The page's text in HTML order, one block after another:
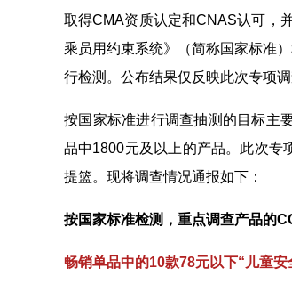
取得CMA资质认定和CNAS认可，
乘员用约束系统》（简称国家标准
行检测。公布结果仅反映此次专项
按国家标准进行调查抽测的目标主
品中1800元及以上的产品。此次专
提篮。现将调查情况通报如下：
按国家标准检测，重点调查产品的
畅销单品中的10款78元以下“儿童